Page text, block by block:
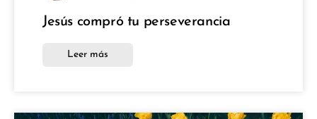
Jesús compró tu perseverancia
Leer más